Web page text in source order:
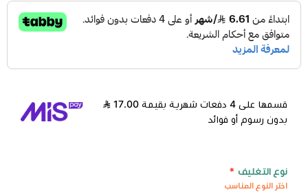
قسمها على 4 دفعات شهرية بقيمة 17.00
بدون رسوم أو فوائد
نوع التغليف *
اختر النوع المناسب